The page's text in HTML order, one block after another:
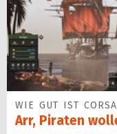
WIE GUT IST
Arr, Piraten